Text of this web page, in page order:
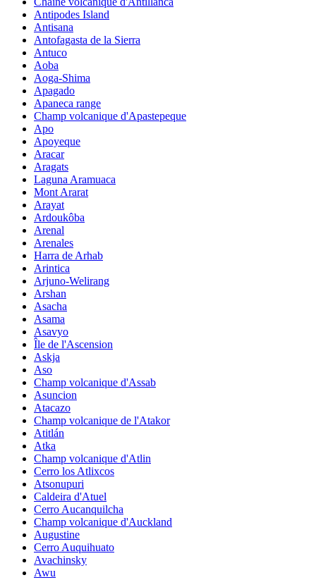
Antipodes Island
Antisana
Antofagasta de la Sierra
Antuco
Aoba
Aoga-Shima
Apagado
Apaneca range
Champ volcanique d'Apastepeque
Apo
Apoyeque
Aracar
Aragats
Laguna Aramuaca
Mont Ararat
Arayat
Ardoukôba
Arenal
Arenales
Harra de Arhab
Arintica
Arjuno-Welirang
Arshan
Asacha
Asama
Asavyo
Île de l'Ascension
Askja
Aso
Champ volcanique d'Assab
Asuncion
Atacazo
Champ volcanique de l'Atakor
Atitlán
Atka
Champ volcanique d'Atlin
Cerro los Atlixcos
Atsonupuri
Caldeira d'Atuel
Cerro Aucanquilcha
Champ volcanique d'Auckland
Augustine
Cerro Auquihuato
Avachinsky
Awu